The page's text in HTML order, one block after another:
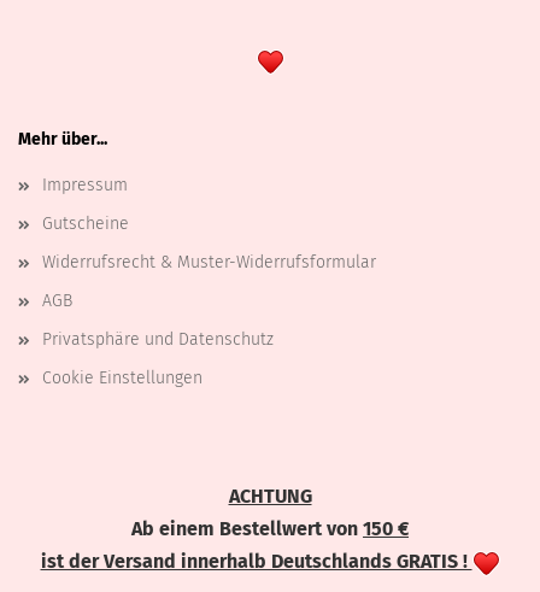
Mehr über...
Impressum
Gutscheine
Widerrufsrecht & Muster-Widerrufsformular
AGB
Privatsphäre und Datenschutz
Cookie Einstellungen
ACHTUNG
Ab einem Bestellwert von 150 €
ist der Versand innerhalb Deutschlands GRATIS !